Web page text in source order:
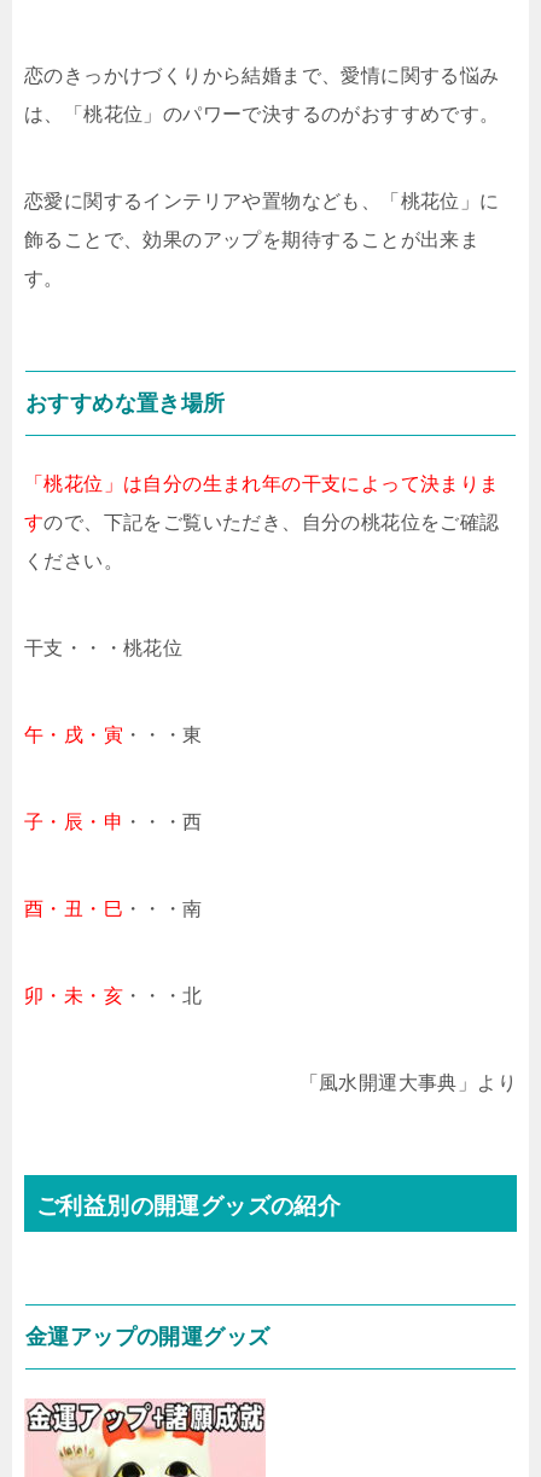
恋のきっかけづくりから結婚まで、愛情に関する悩み
は、「桃花位」のパワーで決するのがおすすめです。
恋愛に関するインテリアや置物なども、「桃花位」に
飾ることで、効果のアップを期待することが出来ま
す。
おすすめな置き場所
「桃花位」は自分の生まれ年の干支によって決まりま
すので、下記をご覧いただき、自分の桃花位をご確認
ください。
干支・・・桃花位
午・戌・寅 ・・・東
子・辰・申 ・・・西
酉・丑・巳 ・・・南
卯・未・亥 ・・・北
「風水開運大事典」より
ご利益別の開運グッズの紹介
金運アップの開運グッズ